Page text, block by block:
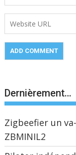
Dernièrement…
Zigbeefier un
ZBMINIL2